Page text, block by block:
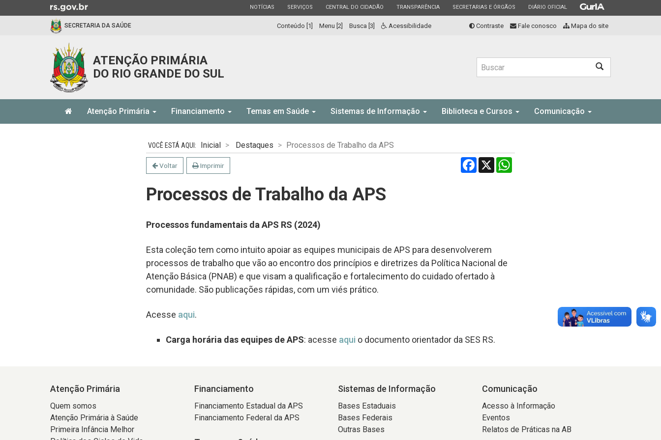
para
Ir
a
ESTADO
NOTÍCIAS ESTADO
SERVIÇOS ESTADO
CENTRAL DO CIDADÃO ESTADO
TRANSPARÊNCIA ESTADO
SECRETARIAS E ÓRGÃOS ESTADO
DIÁRIO OFICIAL ESTADO
SECRETARIA DA SAÚDE Conteúdo [1] Menu [2] Busca [3] Acessibilidade Contraste Fale conosco Mapa do site
ATENÇÃO PRIMÁRIA
DO RIO GRANDE DO SUL
Buscar
Atenção Primária Financiamento Temas em Saúde Sistemas de Informação Biblioteca e Cursos
Comunicação
Inicial Destaques Processos de Trabalho da APS
Voltar Imprimir Facebook
X
Processos de Trabalho da APS
Processos fundamentais da APS RS (2024)
Esta coleção tem como intuito apoiar as equipes municipais de APS para desenvolverem
processos de trabalho que vão ao encontro dos princípios e diretrizes da Política Nacional de
Atenção Básica (PNAB) e que visam a qualificação e fortalecimento do cuidado ofertado à
comunidade. São publicações rápidas, com um viés prático.
Acesse aqui.
Carga horária das equipes de APS: acesse aqui o documento orientador da SES RS.
Atenção Primária
Quem somos
Atenção Primária à Saúde
Primeira Infância Melhor
Financiamento
Financiamento Estadual da APS
Financiamento Federal da APS
Sistemas de Informação
Bases Estaduais
Bases Federais
Outras Bases
Comunicação
Acesso à Informação
Eventos
Relatos de Práticas na AB